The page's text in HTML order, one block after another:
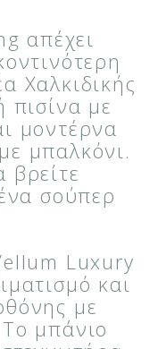
απέχει
Χαλκιδικής
πισίνα με
μοντέρνα
μπαλκόνι.
σούπερ
Luxury
και
με
μπάνιο